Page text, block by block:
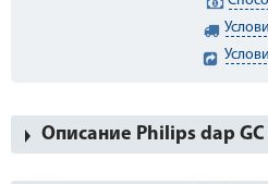
Описание Philips dap GC